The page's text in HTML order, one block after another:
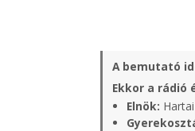
A bemutató
Ekkor a rádió
Elnök: